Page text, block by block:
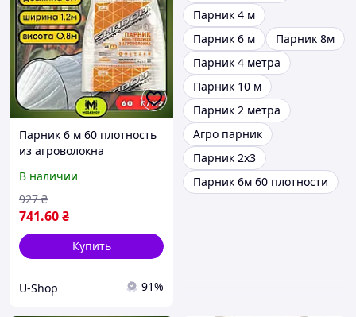
Парник 6 м 60 плотность
из агроволокна
теплица арочная из
спанбонда) USHOP
В наличии
741.60₴
927 ₴
Купить
U-Shop 91%
Парник 4 м
Парник 6 м
Парник 8м
Парник 4 метра
Парник 10 м
Парник 2 метра
Агро парник
Парник 2х3
Парник 6м 60 плотности